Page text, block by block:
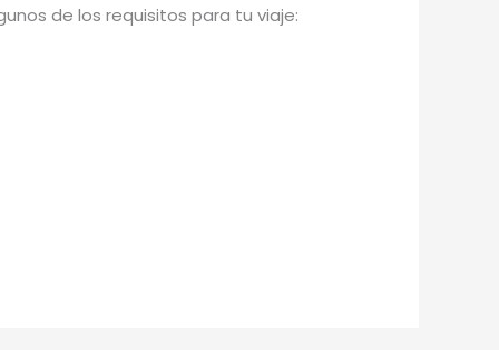
de los requisitos para tu viaje: